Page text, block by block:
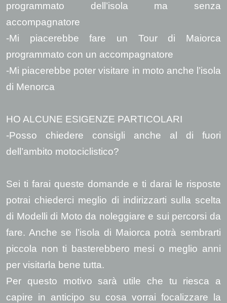
programmato dell’isola ma senza
accompagnatore
-Mi piacerebbe fare un Tour di Maiorca
programmato con un accompagnatore
-Mi piacerebbe poter visitare in moto anche l’isola
di Menorca
HO ALCUNE ESIGENZE PARTICOLARI
-Posso chiedere consigli anche al di fuori
dell’ambito motociclistico?
Sei ti farai queste domande e ti darai le risposte
potrai chiederci meglio di indirizzarti sulla scelta
di Modelli di Moto da noleggiare e sui percorsi da
fare. Anche se l’isola di Maiorca potrà sembrarti
piccola non ti basterebbero mesi o meglio anni
per visitarla bene tutta.
Per questo motivo sarà utile che tu riesca a
capire in anticipo su cosa vorrai focalizzare la